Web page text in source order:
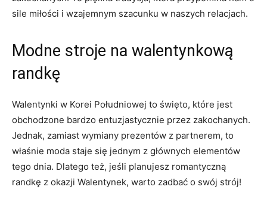
⁢sile miłości i wzajemnym szacunku w naszych relacjach.
Modne stroje na walentynkową
randkę
Walentynki w Korei Południowej to święto, ‍które jest
obchodzone bardzo‌ entuzjastycznie ‌przez zakochanych.
Jednak, zamiast wymiany prezentów z partnerem, to
właśnie moda staje się jednym ‌z głównych elementów
tego dnia. Dlatego⁣ też, jeśli planujesz romantyczną
randkę z okazji Walentynek,⁤ warto zadbać o swój strój!